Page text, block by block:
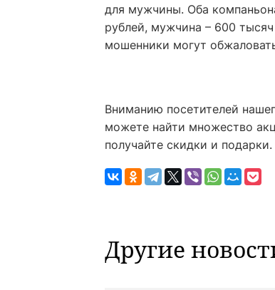
для мужчины. Оба
рублей, мужчина – 600
мошенники могут
Вниманию посетителей
можете найти множество
получайте скидки и подарки.
Другие